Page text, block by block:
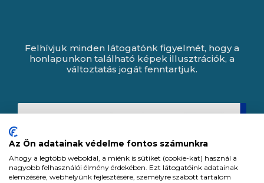
Felhívjuk minden látogatónk figyelmét, hogy a
honlapunkon található képek illusztrációk, a
változtatás jogát fenntartjuk.
Az Ön adatainak védelme fontos számunkra
Ahogy a legtöbb weboldal, a miénk is sütiket (cookie-kat) használ a
nagyobb felhasználói élmény érdekében. Ezt látogatóink adatainak
elemzésére, webhelyünk fejlesztésére, személyre szabott tartalom